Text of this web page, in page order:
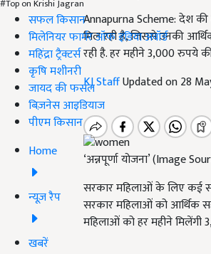
#Top on Krishi Jagran
सफल किसान
मिलेनियर फार्मर ऑफ इंडिया अवॉर्ड
महिंद्रा ट्रैक्टर्स
कृषि मशीनरी
जायद की फसल
बिज़नेस आइडियाज
पीएम किसान
Home
न्यूज़ रैप
खबरें
Annapurna Scheme: देश
मिल रही है, जिससे उनकी
रही है. हर महीने 3,000 रुपये
KJ StaffUpdated on 28
‘अन्नपूर्णा योजना’ (Image
सरकार महिलाओं के लिए कई
सरकार महिलाओं को आर्थिक
महिलाओं को हर महीने